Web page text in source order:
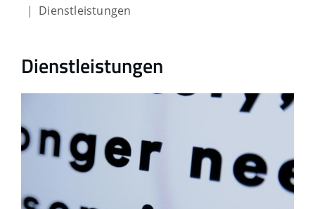
Dienstleistungen
Dienstleistungen